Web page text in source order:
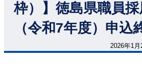
枠）】徳島県職員
（令和7年度）申込
2026年1月